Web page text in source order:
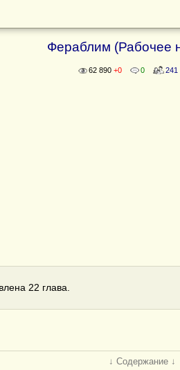
Фераблим (Рабочее
62 890 +0 0 241
22 глава.
↓ Содержание ↓